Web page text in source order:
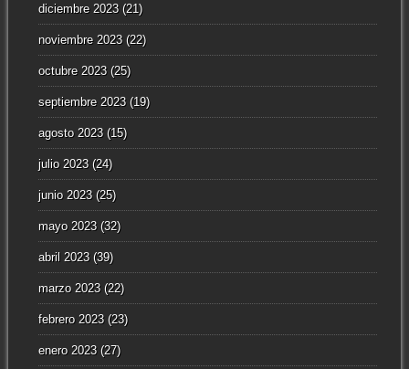
diciembre 2023(21)
noviembre 2023(22)
octubre 2023(25)
septiembre 2023(19)
agosto 2023(15)
julio 2023(24)
junio 2023(25)
mayo 2023(32)
abril 2023(39)
marzo 2023(22)
febrero 2023(23)
enero 2023(27)